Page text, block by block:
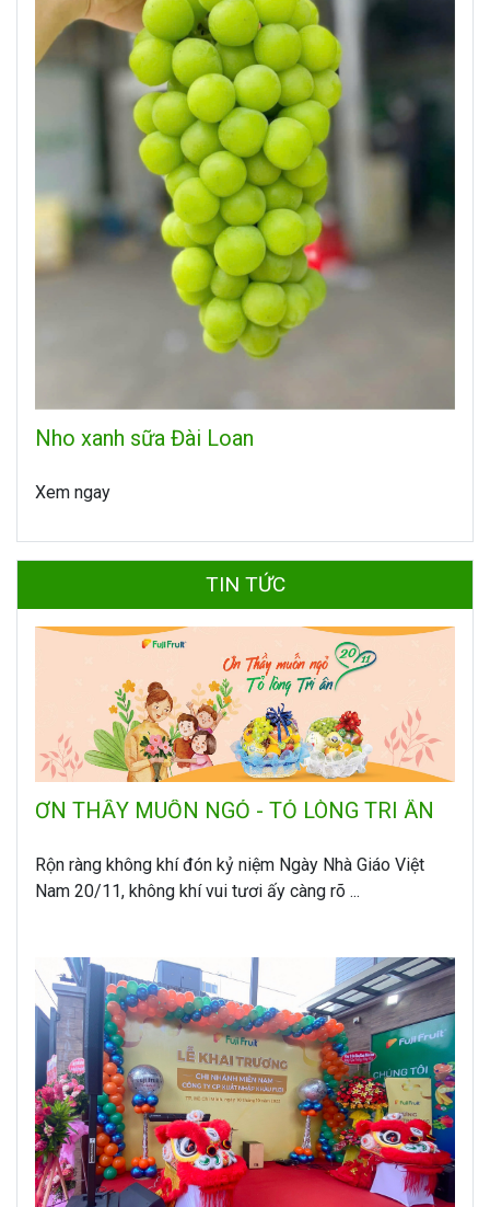
Nho xanh sữa Đài Loan
Xem ngay
TIN TỨC
ƠN THẦY MUỐN NGỎ - TỎ LÒNG TRI ÂN
Rộn ràng không khí đón kỷ niệm Ngày Nhà Giáo Việt
Nam 20/11, không khí vui tươi ấy càng rõ ...